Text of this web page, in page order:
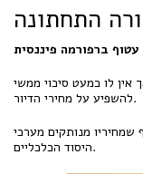
התחתונה
ברפורמה פיננסית
לו כמעט סיכוי ממשי
להשפיע על מחירי הדיור.
מנותקים מערכי
היסוד הכלכליים.